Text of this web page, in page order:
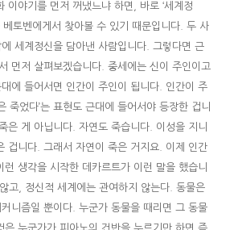
이야기를 먼저 꺼냈느냐 하면, 바로 ‘세계정
베토벤에게서 찾아볼 수 있기 때문입니다. 두 사
세계정신을 담아낸 사람입니다. 그렇다면 근
먼저 살펴보겠습니다. 중세에는 신이 주인이고
에 들어서면 인간이 주인이 됩니다. 인간이 주
죽었다’는 표현도 근대에 들어서야 등장한 겁니
은 게 아닙니다. 자연도 죽습니다. 이성을 지니
겁니다. 그래서 자연이 죽은 거지요. 이제 인간
생각을 시작한 데카르트가 이런 말을 했습니
고, 정신적 세계에는 관여하지 않는다. 동물은
니즘일 뿐이다. 누군가 동물을 때리면 그 동물